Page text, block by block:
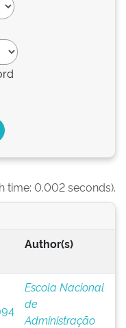
time: 0.002 seconds).
Author(s)
Escola Nacional
de
Administração